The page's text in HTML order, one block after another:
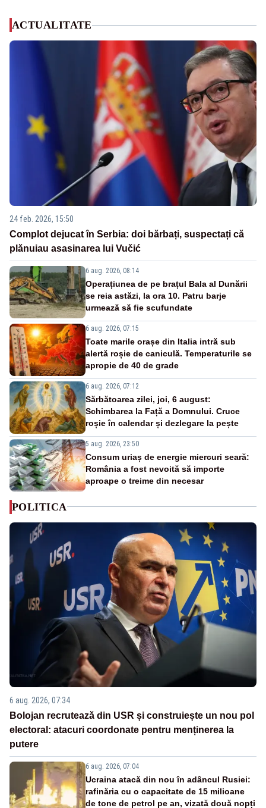
ACTUALITATE
24 feb. 2026, 15:50
Complot dejucat în Serbia: doi bărbați, suspectați că
plănuiau asasinarea lui Vučić
6 aug. 2026, 08:14
Operațiunea de pe brațul Bala al Dunării
se reia astăzi, la ora 10. Patru barje
urmează să fie scufundate
6 aug. 2026, 07:15
Toate marile orașe din Italia intră sub
alertă roșie de caniculă. Temperaturile se
apropie de 40 de grade
6 aug. 2026, 07:12
Sărbătoarea zilei, joi, 6 august:
Schimbarea la Față a Domnului. Cruce
roșie în calendar și dezlegare la pește
5 aug. 2026, 23:50
Consum uriaș de energie miercuri seară:
România a fost nevoită să importe
aproape o treime din necesar
POLITICA
6 aug. 2026, 07:34
Bolojan recrutează din USR și construiește un nou pol
electoral: atacuri coordonate pentru menținerea la
putere
6 aug. 2026, 07:04
Ucraina atacă din nou în adâncul Rusiei:
rafinăria cu o capacitate de 15 milioane
de tone de petrol pe an, vizată două nopți